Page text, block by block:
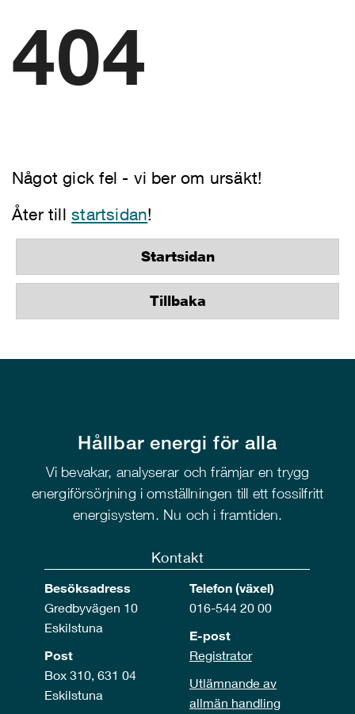
404
Något gick fel - vi ber om ursäkt!
Åter tillstartsidan!
Startsidan
Tillbaka
Hållbar energi för alla
Vi bevakar, analyserar och främjar en trygg
energiförsörjning i omställningen till ett fossilfritt
energisystem. Nu och i framtiden.
Kontakt
Besöksadress
Gredbyvägen 10
Eskilstuna
Post
Box 310, 631 04
Eskilstuna
Telefon (växel)
016-544 20 00
E-post
Registrator
Utlämnande av
allmän handling